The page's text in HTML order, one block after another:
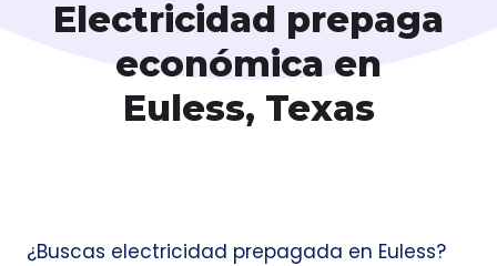
Electricidad prepaga
económica en
Euless, Texas
¿Buscas electricidad prepagada en Euless?